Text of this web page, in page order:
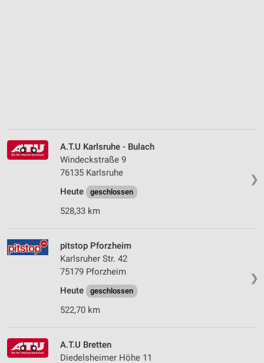
❯
A.T.U Karlsruhe - Bulach
Windeckstraße 9
76135 Karlsruhe
Heute
geschlossen
528,33 km
❯
pitstop Pforzheim
Karlsruher Str. 42
75179 Pforzheim
Heute
geschlossen
522,70 km
A.T.U Bretten
Diedelsheimer Höhe 11